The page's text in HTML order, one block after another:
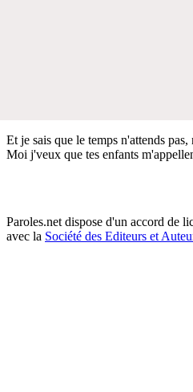
Et je sais que le temps n'attends pas,
Moi j'veux que tes enfants
Paroles.net dispose d'un accord de
avec la Société des Editeurs et